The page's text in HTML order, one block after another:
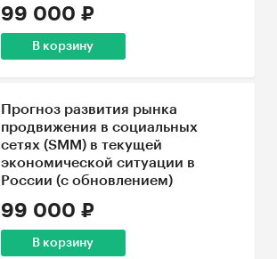
99 000 ₽
В корзину
Прогноз развития рынка
продвижения в социальных
сетях (SMM) в текущей
экономической ситуации в
России (с обновлением)
99 000 ₽
В корзину